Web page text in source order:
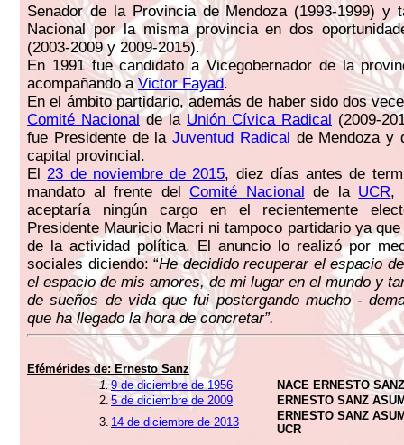
Senador de la Provincia de Mendoza (1993-1999) y
Nacional por la misma provincia en dos
(2003-2009 y 2009-2015).
En 1991 fue candidato a Vicegobernador de la
acompañando aVictor Fayad.
En el ámbito partidario, además de haber sido dos
Comité Nacionalde la Unión Cívica Radical (2009-
fue Presidente de la Juventud Radical de Mendoza y
capital provincial.
El23 de noviembre de 2015, diez días antes de
mandato al frente delComité Nacional de la UCR,
aceptaría ningún cargo en el recientemente
Presidente Mauricio Macri ni tampoco partidario ya
de la actividad política. El anuncio lo realizó por
sociales diciendo: “He decidido recuperar el espacio
el espacio de mis amores, de mi lugar en el mundo y
de sueños de vida que fui postergando mucho -
que ha llegado la hora de concretar”.
Efémérides de: Ernesto Sanz
1.9 de diciembre de 1956
NACE ERNESTO SANZ
2. 5 de diciembre de 2009
ERNESTO SANZ
3. 14 de diciembre de 2013
ERNESTO SANZ
UCR